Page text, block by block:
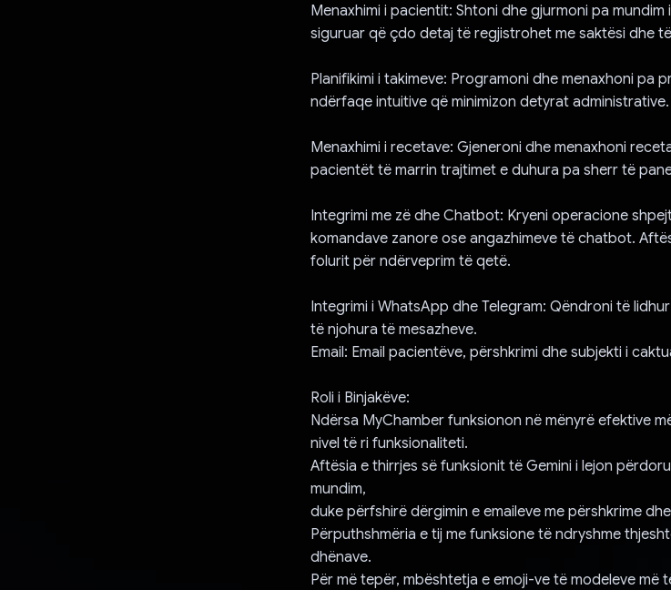
Menaxhimi i pacientit: Shtoni dhe gjurmoni pa
siguruar që çdo detaj të regjistrohet me saktësi dhe
Planifikimi i takimeve: Programoni dhe menaxhoni pa
ndërfaqe intuitive që minimizon detyrat administrative.
Menaxhimi i recetave: Gjeneroni dhe menaxhoni
pacientët të marrin trajtimet e duhura pa sherr të
Integrimi me zë dhe Chatbot: Kryeni operacione
komandave zanore ose angazhimeve të chatbot.
folurit për ndërveprim të qetë.
Integrimi i WhatsApp dhe Telegram: Qëndroni të
të njohura të mesazheve.
Email: Email pacientëve, përshkrimi dhe subjekti i
Roli i Binjakëve:
Ndërsa MyChamber funksionon në mënyrë efektive
nivel të ri funksionaliteti.
Aftësia e thirrjes së funksionit të Gemini i lejon
mundim,
duke përfshirë dërgimin e emaileve me përshkrime
Përputhshmëria e tij me funksione të ndryshme
dhënave.
Për më tepër, mbështetja e emoji-ve të modeleve më